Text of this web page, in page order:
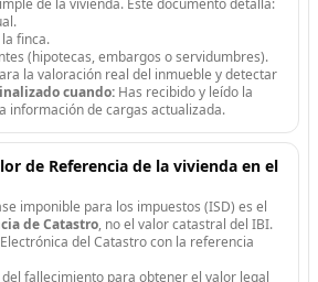
de la vivienda. Este documento detalla:
finca.
(hipotecas, embargos o servidumbres).
la valoración real del inmueble y detectar
cuando: Has recibido y leído la
información de cargas actualizada.
de Referencia de la vivienda en el
imponible para los impuestos (ISD) es el
de Catastro, no el valor catastral del IBI.
del Catastro con la referencia
fallecimiento para obtener el valor legal